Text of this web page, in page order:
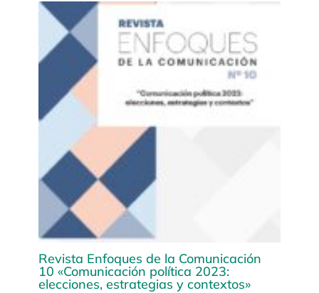
Revista Enfoques de la Comunicación
10 «Comunicación política 2023:
elecciones, estrategias y contextos»